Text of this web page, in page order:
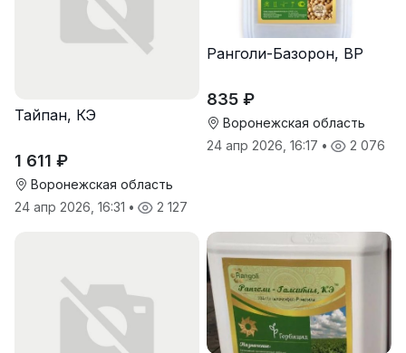
Тайпан, КЭ
1 611 ₽
Воронежская область
24 апр 2026, 16:31 • 2 127
Ранголи-Базорон, ВР
835 ₽
Воронежская область
24 апр 2026, 16:17 • 2 076